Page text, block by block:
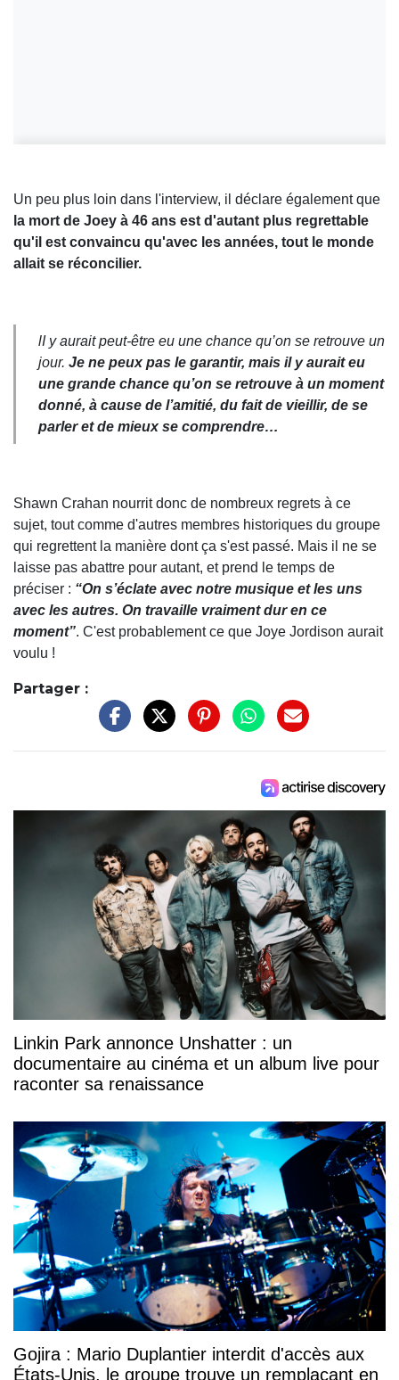
Un peu plus loin dans l'interview, il déclare également que
la mort de Joey à 46 ans est d'autant plus regrettable
qu'il est convaincu qu'avec les années, tout le monde
allait se réconcilier.
lI y aurait peut-être eu une chance qu’on se retrouve un
jour. Je ne peux pas le garantir, mais il y aurait eu
une grande chance qu’on se retrouve à un moment
donné, à cause de l’amitié, du fait de vieillir, de se
parler et de mieux se comprendre…
Shawn Crahan nourrit donc de nombreux regrets à ce
sujet, tout comme d'autres membres historiques du groupe
qui regrettent la manière dont ça s'est passé. Mais il ne se
laisse pas abattre pour autant, et prend le temps de
préciser : “On s’éclate avec notre musique et les uns
avec les autres. On travaille vraiment dur en ce
moment”. C'est probablement ce que Joye Jordison aurait
voulu !
Partager :
Linkin Park annonce Unshatter : un
documentaire au cinéma et un album live pour
raconter sa renaissance
Gojira : Mario Duplantier interdit d'accès aux
États-Unis, le groupe trouve un remplaçant en